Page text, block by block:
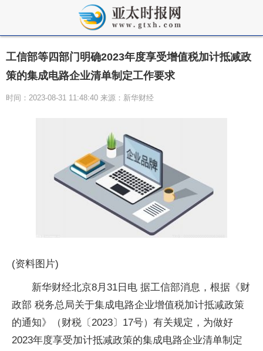
工信部等四部门明确2023年度享受增值税加计抵减政
策的集成电路企业清单制定工作要求
时间：2023-08-31 11:48:40 来源：新华财经
(资料图片)
新华财经北京8月31日电 据工信部消息，根据《财
政部 税务总局关于集成电路企业增值税加计抵减政策
的通知》（财税〔2023〕17号）有关规定，为做好
2023年度享受加计抵减政策的集成电路企业清单制定